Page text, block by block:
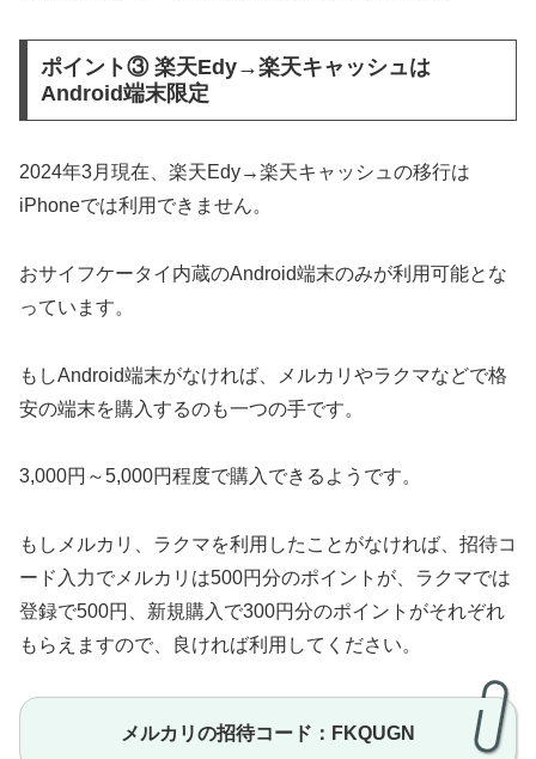
ポイント③ 楽天Edy→楽天キャッシュは
Android端末限定
2024年3月現在、楽天Edy→楽天キャッシュの移行は
iPhoneでは利用できません。
おサイフケータイ内蔵のAndroid端末のみが利用可能とな
っています。
もしAndroid端末がなければ、メルカリやラクマなどで格
安の端末を購入するのも一つの手です。
3,000円～5,000円程度で購入できるようです。
もしメルカリ、ラクマを利用したことがなければ、招待コ
ード入力でメルカリは500円分のポイントが、ラクマでは
登録で500円、新規購入で300円分のポイントがそれぞれ
もらえますので、良ければ利用してください。
メルカリの招待コード：FKQUGN